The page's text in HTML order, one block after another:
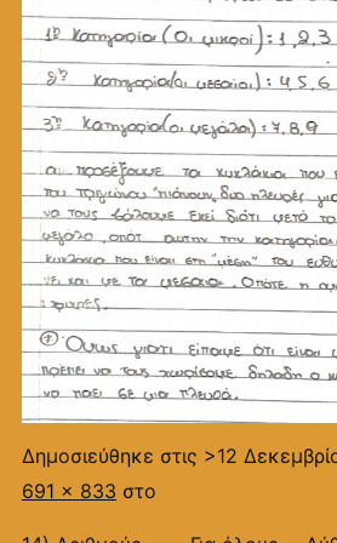
Δημοσιεύθηκε στις >12
691 × 833 στο